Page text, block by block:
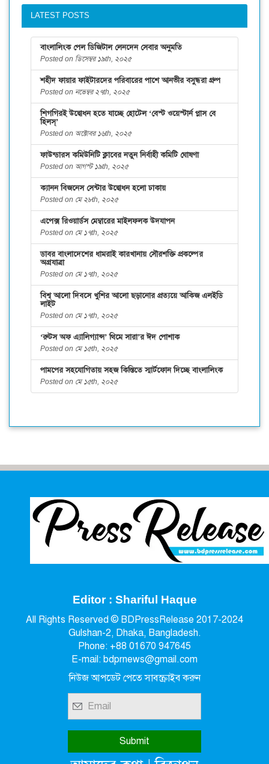
LATEST POSTS
বাংলালিংক পেল ডিজিটাল লেনদেন সেবার অনুমতি
Posted on ডিসেম্বর ১৯th, ২০২৫
শহীদ ফায়ার ফাইটারদের পরিবারের পাশে আনভীর বসুন্ধরা গ্রুপ
Posted on নভেম্বর ২৭th, ২০২৫
শিগগিরই উদ্বোধন হতে যাচ্ছে হোটেল ‘বেস্ট ওয়েস্টার্ন প্লাস বে
হিলস্’
Posted on অক্টোবর ১৬th, ২০২৫
ফাউন্ডারস কমিউনিটি ক্লাবের নতুন নির্বাহী কমিটি ঘোষণা
Posted on আগস্ট ১৯th, ২০২৫
ক্যানন বিজনেস সেন্টার উদ্বোধন হলো ঢাকায়
Posted on মে ২৮th, ২০২৫
এপেক্স রিওয়ার্ডস মেম্বারের মাইলফলক উদযাপন
Posted on মে ১৭th, ২০২৫
ডাবর বাংলাদেশের ধামরাই কারখানায় সৌরশক্তি প্রকল্পের
অগ্রযাত্রা
Posted on মে ১৭th, ২০২৫
বিশ্ব আলো দিবসে খুশির আলো ছড়ানোর প্রত্যয়ে আকিজ এলইডি
লাইট
Posted on মে ১৭th, ২০২৫
‘রুটস অফ এ্যালিগ্যান্স’ থিমে সারা’র ঈদ পোশাক
Posted on মে ১৫th, ২০২৫
পামপের সহযোগিতায় সহজ কিস্তিতে স্মার্টফোন দিচ্ছে বাংলালিংক
Posted on মে ১৫th, ২০২৫
Editor : Shariful Haque
All Rights Reserved © BDPressRelease 2017-2024
Gulshan-2, Dhaka, Bangladesh.
Phone: +88 01670 947645
E-mail: bdprnews@gmail.com
নিউজ আপডেট পেতে সাবস্ক্রাইব করুন